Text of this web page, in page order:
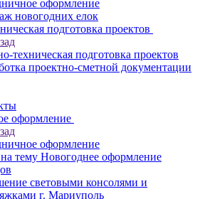
оформление
новогодних елок
подготовка проектов
техническая подготовка проектов
проектно-сметной документации
оформление
оформление
тему Новогоднее оформление
световыми консолями и
г. Мариуполь